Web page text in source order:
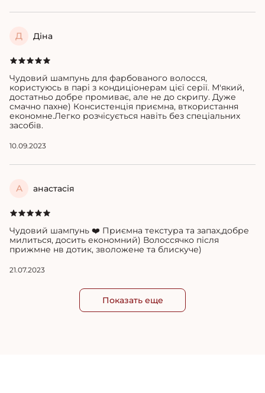
Д Діна
Чудовий шампунь для фарбованого волосся,
користуюсь в парі з кондиціонерам цієї серії. М'який,
достатньо добре промиває, але не до скрипу. Дуже
смачно пахне) Консистенція приємна, вткористання
економне.Легко розчісується навіть без спеціальних
засобів.
10.09.2023
А анастасія
Чудовий шампунь ❤️ Приємна текстура та запах,добре
милиться, досить економний) Волоссячко після
прижмне нв дотик, зволожене та блискуче)
21.07.2023
Показать еще